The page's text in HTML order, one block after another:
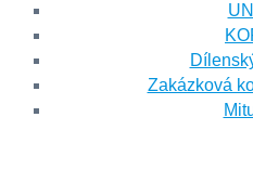
Zakázková